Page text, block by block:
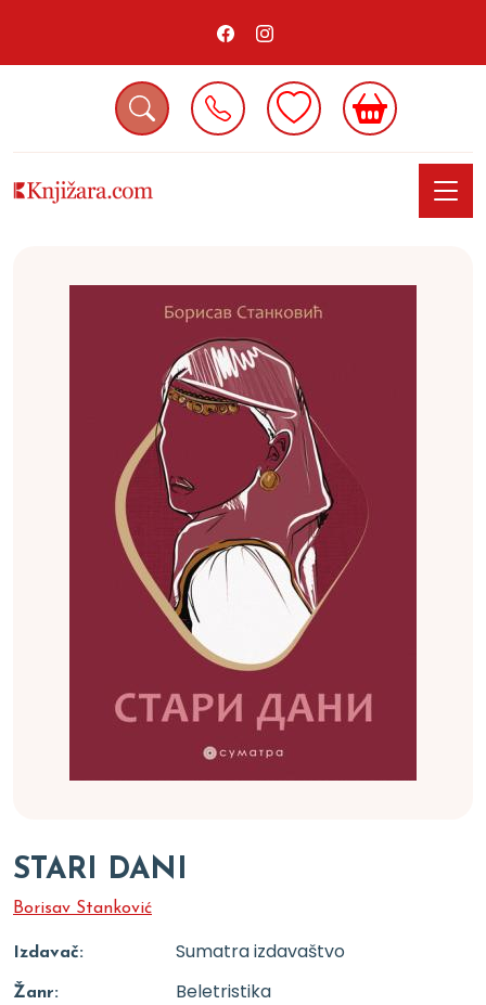
STARI DANI
Borisav Stanković
Izdavač: Sumatra izdavaštvo
Žanr: Beletristika